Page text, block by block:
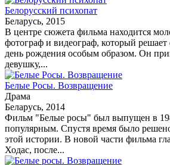
Белорусский психопат
Беларусь, 2015
В центре сюжета фильма находится
фотограф и видеограф, который решает
день рождения особым образом. Он
девушку,...
Белые Росы. Возвращение
Драма
Беларусь, 2014
Фильм "Белые росы" был выпущен в
популярным. Спустя время было
этой истории. В новой части фильма
Ходас, после...